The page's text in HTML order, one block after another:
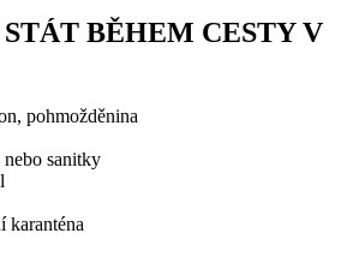
BĚHEM CESTY V
pohmožděnina
sanitky
karanténa